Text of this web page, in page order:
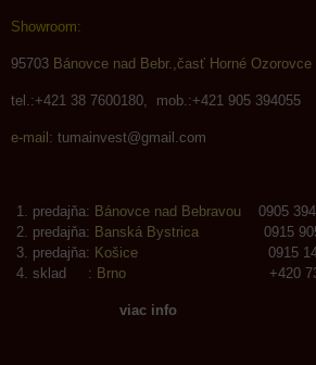
Showroom:
95703 Bánovce nad Bebr.,časť Horné Ozorovce
tel.:+421 38 7600180, mob.:+421 905 394055
e-mail: tumainvest@gmail.com
predajňa: Bánovce nad Bebravou 0905
predajňa: Banská Bystrica 0915 905
predajňa: Košice 0915
sklad : Brno +420 739
viac info